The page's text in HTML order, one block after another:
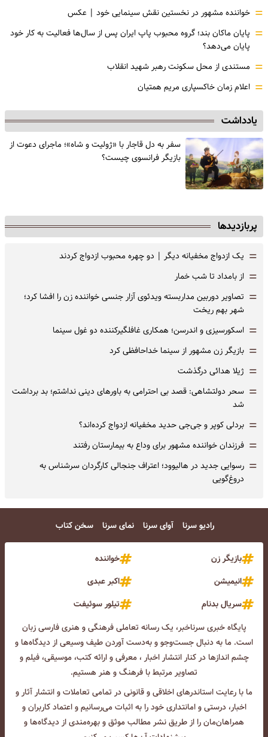
= خواننده مشهور در نخستین نقش سینمایی خود |‌ عکس
= پایان ماکان بند؛ گروه محبوب پاپ ایران پس از سال‌ها فعالیت به کار خود
پایان می‌دهد؟
= مستندی از محل سکونت رهبر شهید انقلاب
= اعلام زمان خاکسپاری مریم همتیان
یادداشت
سفر به دل قاجار با «ژولیت و شاه»؛ ماجرای دعوت از
‌بازیگر فرانسوی چیست؟
پربازدیدها
= یک ازدواج مخفیانه دیگر | دو چهره محبوب ازدواج کردند
= از بامداد تا شب خمار
= تصاویر دوربین مداربسته ویدئوی آزار جنسی خواننده زن را افشا کرد؛
شهر بهم ریخت
= اسکورسیزی و اندرسن؛ همکاری غافلگیرکننده دو غول سینما
= بازیگر زن مشهور از سینما خداحافظی کرد
= ژیلا هدائی درگذشت
= سحر دولتشاهی: قصد بی احترامی به باورهای دینی نداشتم؛ بد برداشت
شد
= بردلی کوپر و جی‌جی حدید مخفیانه ازدواج کرده‌اند؟
= فرزندان خواننده مشهور برای وداع به بیمارستان رفتند
= رسوایی جدید در هالیوود؛ اعتراف جنجالی کارگردان سرشناس به
دروغ‌گویی
رادیو سرنا آوای سرنا نمای سرنا سخن کتاب
بازیگر زن
خواننده
انیمیشن
اکبر عبدی
سریال بدنام
تیلور سوئیفت
پایگاه خبری سرناخبر، یک رسانه تعاملی فرهنگی و هنری فارسی زبان
است. ما به دنبال جست‌و‌جو و به‌دست آوردن طیف وسیعی از دیدگاه‌ها و
چشم انداز‌ها در کنار انتشار اخبار ، معرفی و ارائه کتب، موسیقی، فیلم و
تصاویر مرتبط با فرهنگ و هنر هستیم.
ما با رعایت استاندرهای اخلاقی و قانونی در تمامی تعاملات و انتشار آثار و
اخبار، درستی و امانتداری خود را به اثبات می‌رسانیم و اعتماد کاربران و
همراهان‌مان را از طریق نشر مطالب موثق و بهره‌مندی از دیدگاه‌ها و